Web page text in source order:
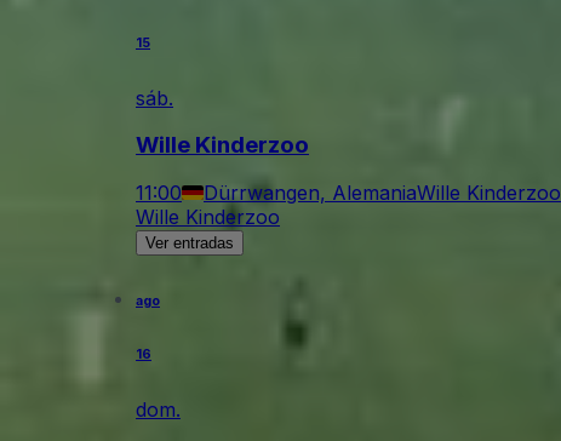
15
sáb.
Wille Kinderzoo
11:00 Dürrwangen, AlemaniaWille Kinderzoo
Wille Kinderzoo
Ver entradas
ago
16
dom.